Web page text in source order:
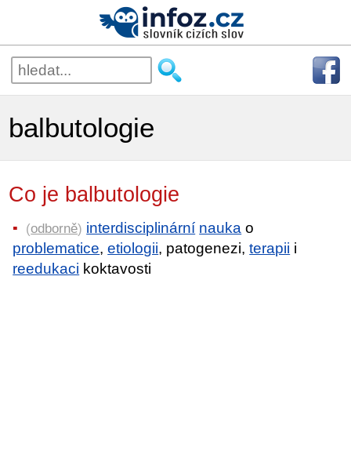
balbutologie
Co je balbutologie
(odborně) interdisciplinární nauka o
problematice,etiologii, patogenezi,terapii i
reedukaci koktavosti